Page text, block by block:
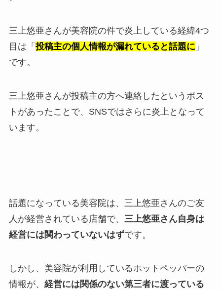
三上悠亜さんが美容院の件で炎上している経緯4つ
目は「投稿主の個人情報が漏れていると話題に 」
です。
三上悠亜さんが投稿主の方へ連絡したというポス
トがあったことで、SNSではさらに炎上となって
います。
話題になっている美容院は、三上悠亜さんのご友
人が経営されている店舗で、 三上悠亜さん自身は
経営には関わっていないはずです。
しかし、美容院が利用しているホットペッパーの
情報が、 経営には関係のない第三者に渡っている